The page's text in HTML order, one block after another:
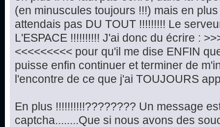
(en minuscules toujours !!!) mais en
attendais pas DU TOUT !!!!!!!!! Le
L'ESPACE !!!!!!!!!! J'ai donc du écrire :
<<<<<<<<< pour qu'il me dise ENFIN
puisse enfin continuer et terminer de
l'encontre de ce que j'ai TOUJOURS
En plus !!!!!!!!!!???????? Un message
captcha........Que si nous avons des